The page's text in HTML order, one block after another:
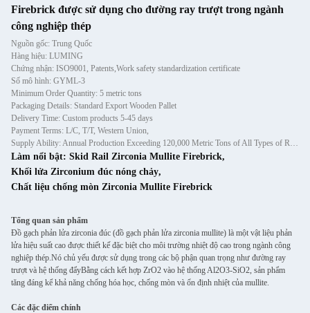
Firebrick được sử dụng cho đường ray trượt trong ngành
công nghiệp thép
Nguồn gốc: Trung Quốc
Hàng hiệu: LUMING
Chứng nhận: ISO9001, Patents,Work safety standardization certificate
Số mô hình: GYML-3
Minimum Order Quantity: 5 metric tons
Packaging Details: Standard Export Wooden Pallet
Delivery Time: Custom products 5-45 days
Payment Terms: L/C, T/T, Western Union,
Supply Ability: Annual Production Exceeding 120,000 Metric Tons of All Types of Refractory Materials Including Castables, Preforms, and Bric
Làm nổi bật: Skid Rail Zirconia Mullite Firebrick,
Khối lửa Zirconium đúc nóng chảy,
Chất liệu chống mòn Zirconia Mullite Firebrick
Tổng quan sản phẩm
Đồ gạch phản lửa zirconia đúc (đồ gạch phản lửa zirconia mullite) là một vật liệu phản
lửa hiệu suất cao được thiết kế đặc biệt cho môi trường nhiệt độ cao trong ngành công
nghiệp thép.Nó chủ yếu được sử dụng trong các bộ phận quan trọng như đường ray
trượt và hệ thống đẩyBằng cách kết hợp ZrO2 vào hệ thống Al2O3-SiO2, sản phẩm
tăng đáng kể khả năng chống hóa học, chống mòn và ổn định nhiệt của mullite.
Các đặc điểm chính